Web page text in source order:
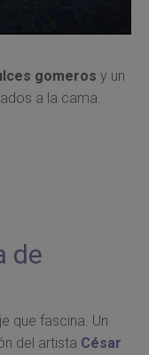
gomeros y un
a la cama.
de
que fascina. Un
del artista César